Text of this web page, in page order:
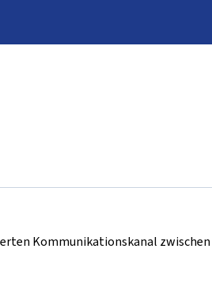
Kommunikationskanal zwischen